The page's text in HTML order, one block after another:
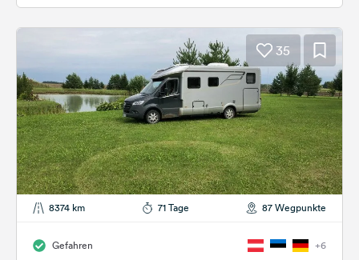
35
8374 km 71 Tage 87 Wegpunkte
Gefahren +6